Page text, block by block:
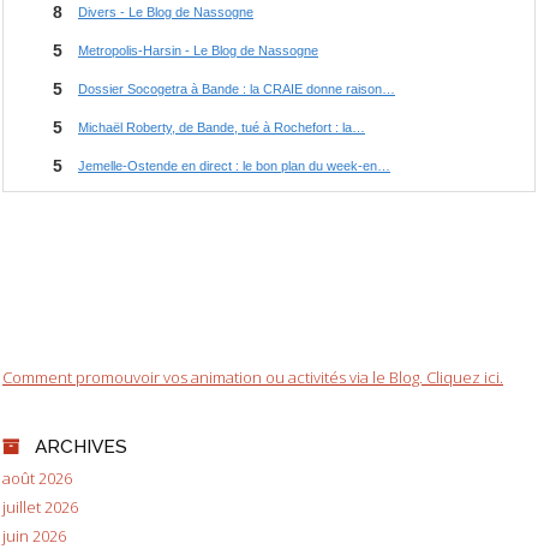
Comment promouvoir vos animation ou activités via le Blog. Cliquez ici.
ARCHIVES
août 2026
juillet 2026
juin 2026